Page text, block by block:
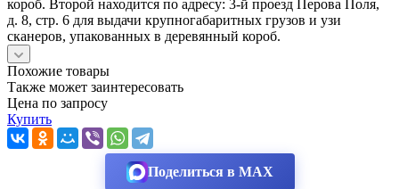
короб. Второй находится по адресу: 3-й проезд Перова Поля,
д. 8, стр. 6 для выдачи крупногабаритных грузов и узи
сканеров, упакованных в деревянный короб.
Похожие товары
Также может заинтересовать
Цена по запросу
Купить
Поделиться в MAX